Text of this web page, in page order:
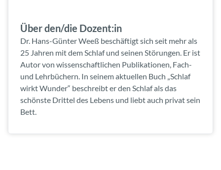
Über den/die Dozent:in
Dr. Hans-Günter Weeß beschäftigt sich seit mehr als
25 Jahren mit dem Schlaf und seinen Störungen. Er ist
Autor von wissenschaftlichen Publikationen, Fach-
und Lehrbüchern. In seinem aktuellen Buch „Schlaf
wirkt Wunder“ beschreibt er den Schlaf als das
schönste Drittel des Lebens und liebt auch privat sein
Bett.